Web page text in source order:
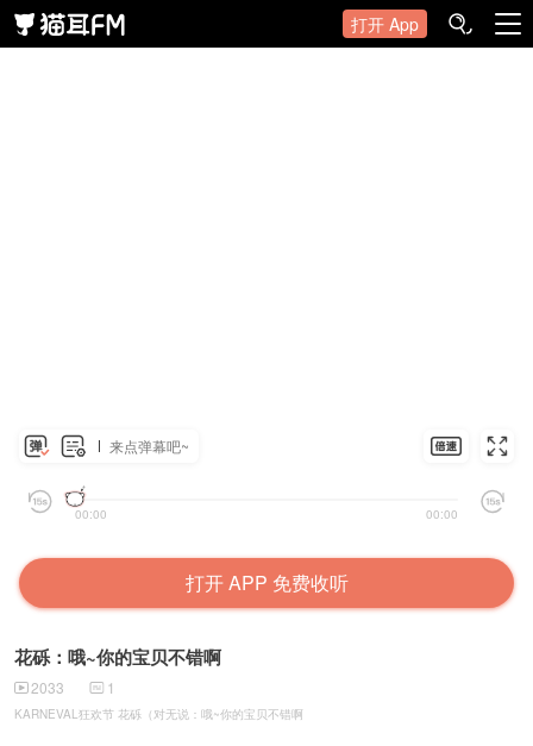
打开 App
来点弹幕吧~
00:00 00:00
打开 APP 免费收听
花砾：哦~你的宝贝不错啊
2033 1
KARNEVAL狂欢节 花砾（对无说：哦~你的宝贝不错啊